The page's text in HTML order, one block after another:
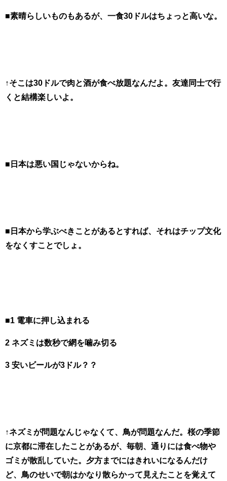
■素晴らしいものもあるが、一食30ドルはちょっと高いな。
↑そこは30ドルで肉と酒が食べ放題なんだよ。友達同士で行
くと結構楽しいよ。
■日本は悪い国じゃないからね。
■日本から学ぶべきことがあるとすれば、それはチップ文化
をなくすことでしょ。
■1 電車に押し込まれる
2 ネズミは数秒で網を噛み切る
3 安いビールが3ドル？？
↑ネズミが問題なんじゃなくて、鳥が問題なんだ。桜の季節
に京都に滞在したことがあるが、毎朝、通りには食べ物や
ゴミが散乱していた。夕方までにはきれいになるんだけ
ど、鳥のせいで朝はかなり散らかって見えたことを覚えて